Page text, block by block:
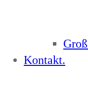
Kontakt.